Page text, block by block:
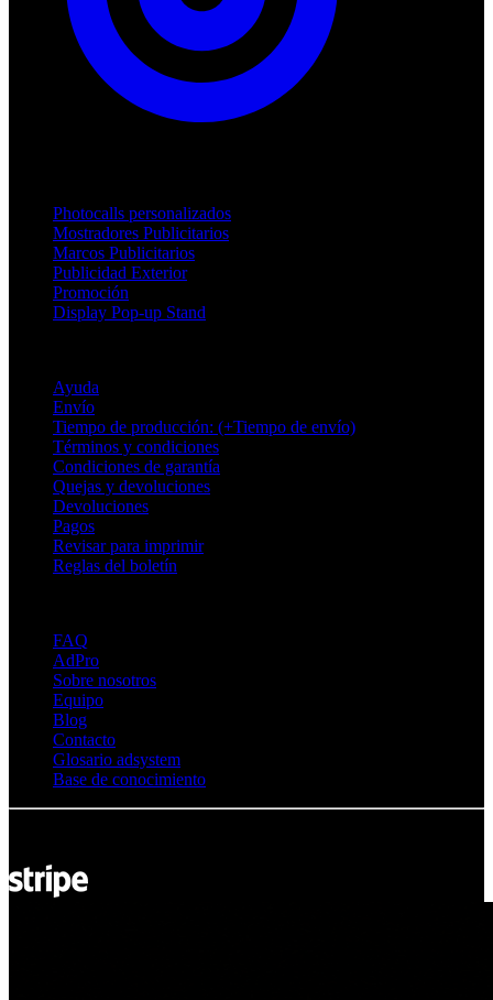
Photocalls personalizados
Mostradores Publicitarios
Marcos Publicitarios
Publicidad Exterior
Promoción
Display Pop-up Stand
Ayuda
Envío
Tiempo de producción: (+Tiempo de envío)
Términos y condiciones
Condiciones de garantía
Quejas y devoluciones
Devoluciones
Pagos
Revisar para imprimir
Reglas del boletín
FAQ
AdPro
Sobre nosotros
Equipo
Blog
Contacto
Glosario adsystem
Base de conocimiento